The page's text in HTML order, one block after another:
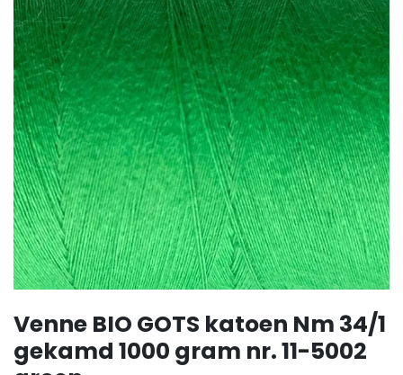
Venne BIO GOTS katoen Nm 34/1
gekamd 1000 gram nr. 11-5002